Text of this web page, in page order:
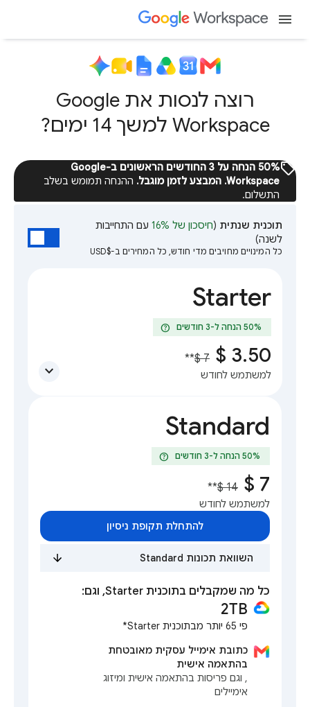
menu
רוצה לנסות את Google
Workspace למשך 14 ימים?
sell
‫50% הנחה על 3 החודשים הראשונים ב-Google
Workspace. המבצע לזמן מוגבל.
ההנחה תמומש בשלב
התשלום.
תוכנית שנתית (חיסכון של 16%
עם התחייבות
לשנה)
כל המינויים מחויבים מדי חודש, כל המחירים ב-$USD
Starter
help
**
למשתמש לחודש expand_more
Standard
help
**
למשתמש לחודש
להתחלת תקופת ניסיון
השוואת תכונות Standard
כל מה שמקבלים בתוכנית Starter, וגם:
2TB
פי 65 יותר מבתוכנית Starter*
כתובת אימייל עסקית מאובטחת
בהתאמה אישית
, וגם פריסות בהתאמה אישית ומיזוג
אימיילים